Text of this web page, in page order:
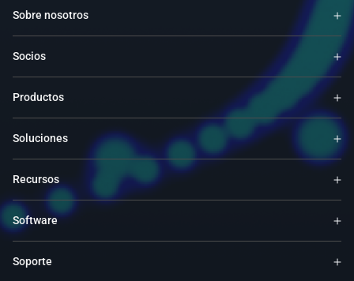
Sobre nosotros
Socios
Productos
Soluciones
Recursos
Software
Soporte